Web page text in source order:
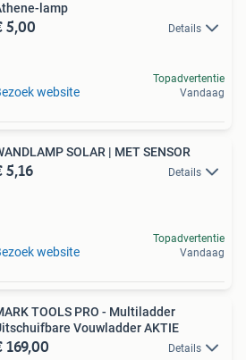
lamp
5,00 Details
website
Topadvertentie
Vandaag
SOLAR | MET SENSOR
5,16 Details
website
Topadvertentie
Vandaag
TOOLS PRO - Multiladder
Vouwladder AKTIE
169,00 Details